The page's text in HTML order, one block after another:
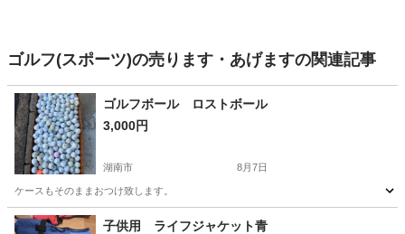
ゴルフ(スポーツ)の売ります・あげますの関連記事
ゴルフボール ロストボール
3,000円
湖南市 8月7日
ケースもそのままおつけ致します。
滋賀 湖南市 ゴルフ
子供用 ライフジャケット青